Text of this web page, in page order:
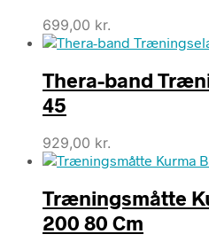
699,00 kr.
Thera-band
45
929,00 kr.
Træningsmåtte
200 80 Cm